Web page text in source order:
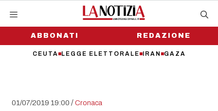
contenutoABBONATI
CEUTA LEGGE ELETTORALE IRAN GAZA
REDAZIONE
01/07/2019 19:00 /Cronaca